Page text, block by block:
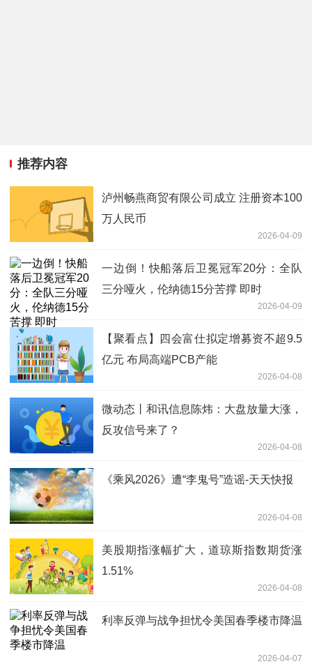
推荐内容
泸州畅燕商贸有限公司成立 注册资本100
万人民币
2026-04-09
一边倒！快船落后卫冕冠军20分：全队
三分哑火，伦纳德15分苦撑 即时
2026-04-09
【聚看点】四会富仕拟定增募资不超9.5
亿元 布局高端PCB产能
2026-04-08
微动态丨和讯信息陈炜：大盘放量大涨，
反攻信号来了？
2026-04-08
《乘风2026》遭“李鬼号”造谣-天天快报
2026-04-08
美股期指涨幅扩大，道琼斯指数期货涨
1.51%
2026-04-08
利率反弹与战争担忧令美国春季楼市降温
2026-04-07